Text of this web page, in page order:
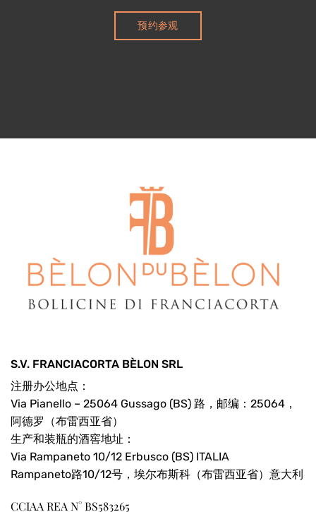
预约参观
S.V. FRANCIACORTA BÈLON SRL
注册办公地点：
Via Pianello – 25064 Gussago (BS) 路，邮编：25064，
阿德罗（布雷西亚省）
生产和装瓶的酒窖地址：
Via Rampaneto 10/12 Erbusco (BS) ITALIA
Rampaneto路10/12号，埃尔布斯科（布雷西亚省）意大利
CCIAA REA N° BS583265